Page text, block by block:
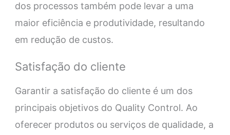
dos processos também pode levar a uma
maior eficiência e produtividade, resultando
em redução de custos.
Satisfação do cliente
Garantir a satisfação do cliente é um dos
principais objetivos do Quality Control. Ao
oferecer produtos ou serviços de qualidade, a